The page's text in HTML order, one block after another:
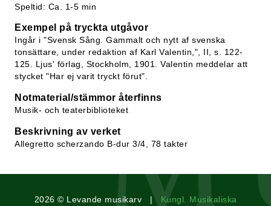
Speltid: Ca. 1-5 min
Exempel på tryckta utgåvor
Ingår i "Svensk Sång. Gammalt och nytt af svenska
tonsättare, under redaktion af Karl Valentin,", II, s. 122-
125. Ljus' förlag, Stockholm, 1901. Valentin meddelar att
stycket "Har ej varit tryckt förut".
Notmaterial/stämmor återfinns
Musik- och teaterbiblioteket
Beskrivning av verket
Allegretto scherzando B-dur 3/4, 78 takter
2026 © Levande musikarv | Kungl. Musikaliska